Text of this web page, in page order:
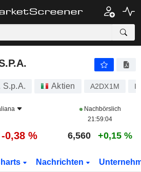
S.p.A. Aktien A2DX1M
Nachbörslich
21:59:04
-0,38 % 6,560 +0,15 %
Nachrichten